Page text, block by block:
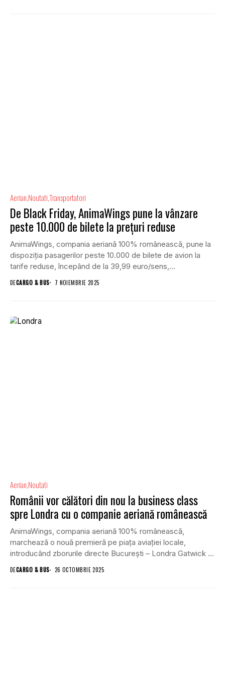
Aerian NoutatiTransportatori
De Black Friday, AnimaWings pune la vânzare
peste 10.000 de bilete la prețuri reduse
AnimaWings, compania aeriană 100% românească, pune la
dispoziția pasagerilor peste 10.000 de bilete de avion la
tarife reduse, începând de la 39,99 euro/sens,...
DECARGO & BUS 7 NOIEMBRIE 2025
Aerian Noutati
Românii vor călători din nou la business class
spre Londra cu o companie aeriană românească
AnimaWings, compania aeriană 100% românească,
marchează o nouă premieră pe piața aviației locale,
introducând zborurile directe București – Londra Gatwick și
retur, din...
DECARGO & BUS 26 OCTOMBRIE 2025